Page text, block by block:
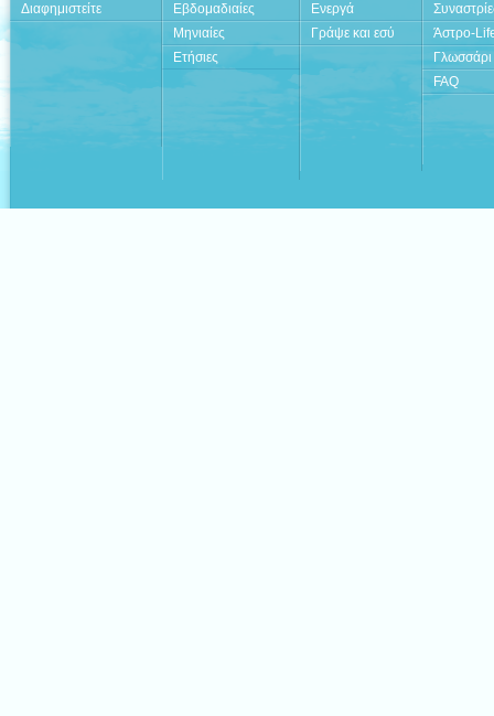
Διαφημιστείτε
Εβδομαδιαίες
Μηνιαίες
Ετήσιες
Ενεργά
Γράψε και εσύ
Άστρο-
Γλωσσάρι
FAQ